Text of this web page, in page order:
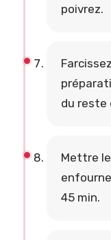
poivrez.
du reste
Mettre
45 min.